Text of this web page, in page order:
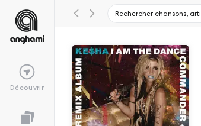
Découvrir